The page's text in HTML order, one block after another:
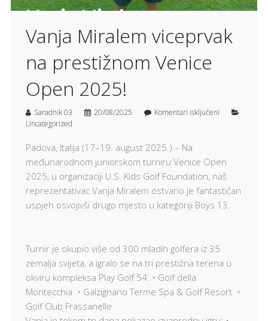
Vanja Miralem viceprvak
na prestižnom Venice
Open 2025!
Saradnik 03 20/08/2025
Komentari isključeni
Uncategorized
Padova, Italija (17–19. august 2025.) – Na
međunarodnom juniorskom turniru Venice Open
2025, u organizaciji U.S. Kids Golf Foundation, naš
reprezentativac Vanja Miralem ostvario je fantastičan
uspjeh osvojivši drugo mjesto u kategoriji Boys 13.
Turnir je okupio više od 300 mladih golfera iz 35
zemalja svijeta, a igralo se na tri prestižna terena u
okviru kompleksa Play Golf 54: • Golf della
Montecchia • Galzignano Terme Spa & Golf Resort •
Golf Club Frassanelle